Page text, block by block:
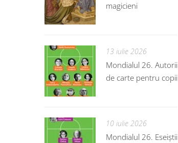
magicieni
13 iulie 2026
Mondialul 26. Autorii
de carte pentru copii
10 iulie 2026
Mondialul 26. Eseiștii